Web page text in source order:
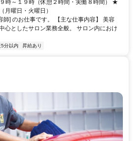
時～１９時（休憩２時間・実働８時間） ★
曜日・火曜日）
師] のお仕事です。 【主な仕事内容】 美容
心としたサロン業務全般。 サロン内におけ
5分以内 昇給あり